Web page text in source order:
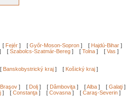
[ Fejér ] [ Győr-Moson-Sopron ] [ Hajdú-Bihar ]
] [ Szabolcs-Szatmár-Bereg ] [ Tolna ] [ Vas ]
[ Banskobystrický kraj ] [ Košický kraj ]
Braşov ] [ Dolj ] [ Dâmboviţa ] [Alba ] [ Galaţi ]
] [ Constanţa ] [ Covasna ] [ Caraş-Severin ]